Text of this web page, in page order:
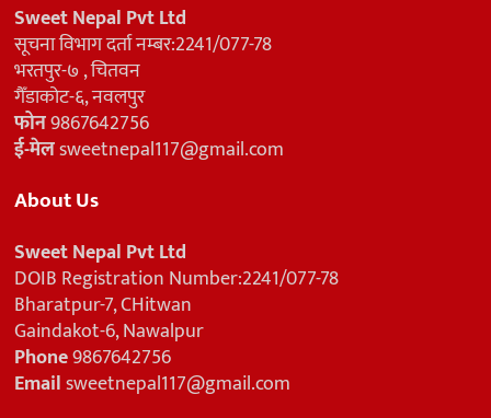
Sweet Nepal Pvt Ltd
सूचना विभाग दर्ता नम्बर:2241/077-78
भरतपुर-७ , चितवन
गैँडाकोट-६, नवलपुर
फोन9867642756
ई-मेलsweetnepal117@gmail.com
About Us
Sweet Nepal Pvt Ltd
DOIB Registration Number:2241/077-78
Bharatpur-7, CHitwan
Gaindakot-6, Nawalpur
Phone9867642756
Emailsweetnepal117@gmail.com